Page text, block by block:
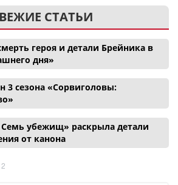
СТАТЬИ
героя и детали Брейника в
дня»
3 сезона «Сорвиголовы:
Семь убежищ» раскрыла детали
от канона
2